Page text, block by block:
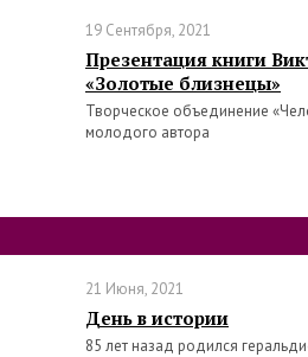
19 Сентября, 2021
Презентация книги
«Золотые близнецы»
Творческое объединение
молодого автора
21 Июня, 2021
День в истории
85 лет назад родился